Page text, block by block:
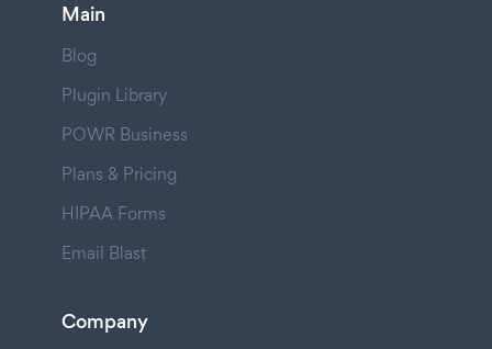
Main
Blog
Plugin Library
POWR Business
Plans & Pricing
HIPAA Forms
Email Blast
Company